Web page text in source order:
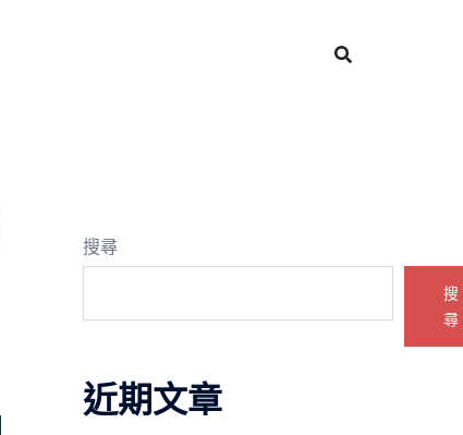
搜尋
搜
尋
近期文章